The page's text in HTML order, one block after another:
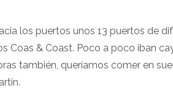
los puertos unos 13 puertos de
& Coast. Poco a poco iban
también, queríamos comer en